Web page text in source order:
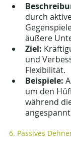
durch
äußere
Ziel:
und
Flexibilität.
Beispiele:
um den
während
6. Passives